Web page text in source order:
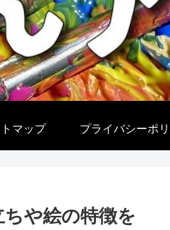
マップ プライバシーポ
や絵の特徴を